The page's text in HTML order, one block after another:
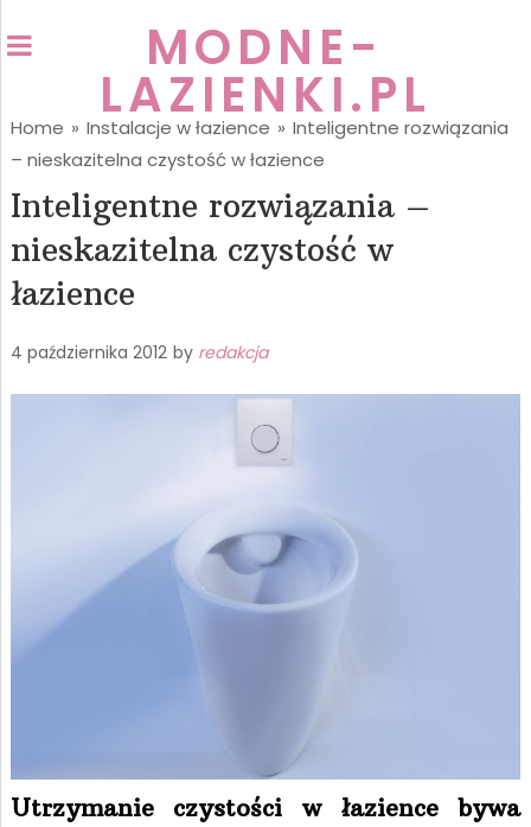
MODNE-
LAZIENKI.PL
Home » Instalacje w łazience » Inteligentne rozwiązania
– nieskazitelna czystość w łazience
Inteligentne rozwiązania –
nieskazitelna czystość w
łazience
4 października 2012 by redakcja
Utrzymanie czystości w łazience bywa